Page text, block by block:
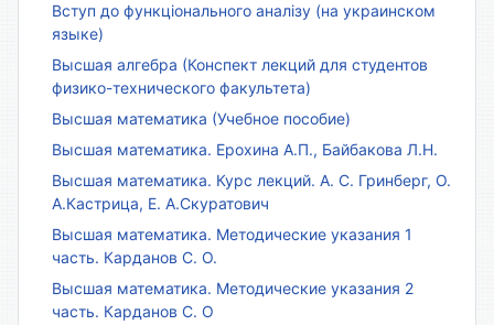
Вступ до функціонального аналізу (на украинском
языке)
Высшая алгебра (Конспект лекций для студентов
физико-технического факультета)
Высшая математика (Учебное пособие)
Высшая математика. Ерохина А.П., Байбакова Л.Н.
Высшая математика. Курс лекций. А. С. Гринберг, О.
А.Кастрица, Е. А.Скуратович
Высшая математика. Методические указания 1
часть. Карданов С. О.
Высшая математика. Методические указания 2
часть. Карданов С. О